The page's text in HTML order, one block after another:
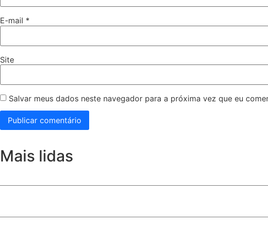
E-mail *
Site
Salvar meus dados neste navegador para a próxima vez que eu
Mais lidas